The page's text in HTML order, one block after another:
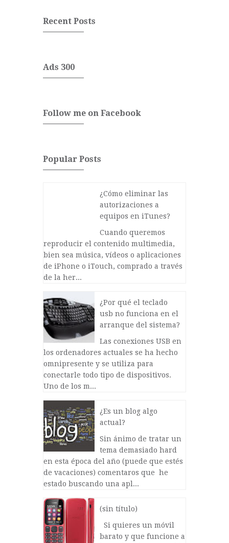
Recent Posts
Ads 300
Follow me on Facebook
Popular Posts
¿Cómo eliminar las
autorizaciones a
equipos en iTunes?
Cuando queremos
reproducir el contenido multimedia,
bien sea música, vídeos o aplicaciones
de iPhone o iTouch, comprado a través
de la her...
¿Por qué el teclado
usb no funciona en el
arranque del sistema?
Las conexiones USB en
los ordenadores actuales se ha hecho
omnipresente y se utiliza para
conectarle todo tipo de dispositivos.
Uno de los m...
¿Es un blog algo
actual?
Sin ánimo de tratar un
tema demasiado hard
en esta época del año (puede que estés
de vacaciones) comentaros que he
estado buscando una apl...
(sin título)
Si quieres un móvil
barato y que funcione a